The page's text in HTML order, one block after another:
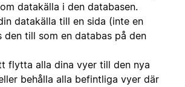
datakälla i den databasen.
datakälla till en sida (inte en
den till som en databas på den
flytta alla dina vyer till den nya
behålla alla befintliga vyer där